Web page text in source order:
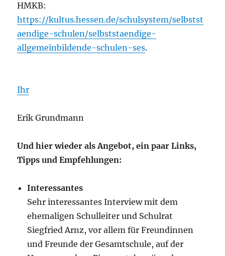
HMKB:
https://kultus.hessen.de/schulsystem/selbstst
aendige-schulen/selbststaendige-
allgemeinbildende-schulen-ses.
Ihr
Erik Grundmann
Und hier wieder als Angebot, ein paar Links,
Tipps und Empfehlungen:
Interessantes
Sehr interessantes Interview mit dem
ehemaligen Schulleiter und Schulrat
Siegfried Arnz, vor allem für Freundinnen
und Freunde der Gesamtschule, auf der